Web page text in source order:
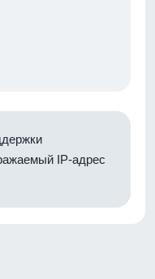
IP-адрес